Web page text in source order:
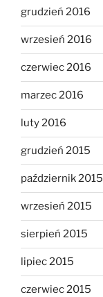
grudzień 2016
wrzesień 2016
czerwiec 2016
marzec 2016
luty 2016
grudzień 2015
październik 2015
wrzesień 2015
sierpień 2015
lipiec 2015
czerwiec 2015